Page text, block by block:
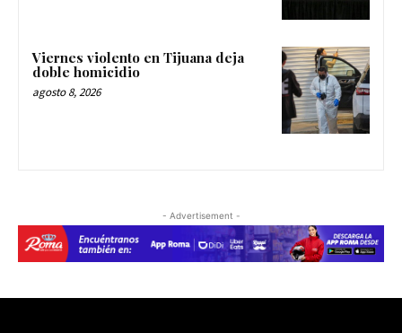
Viernes violento en Tijuana deja
doble homicidio
agosto 8, 2026
- Advertisement -